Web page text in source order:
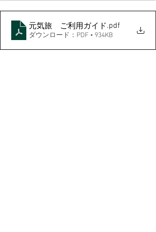
元気旅 ご利用ガイド.pdf
ダウンロード：PDF • 934KB